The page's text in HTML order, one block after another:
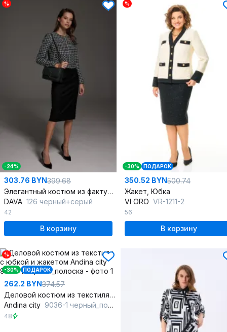
%
-24%
303.76 BYN399.68
Элегантный костюм из фактурной ткани с жакетом и юбкой
DAVA 126 черный+серый
42
В корзину
%
-30% ПОДАРОК
350.52 BYN500.74
Жакет, Юбка
VI ORO VR-1211-2
56
В корзину
%
-30% ПОДАРОК
262.2 BYN374.57
Деловой костюм из текстиля с юбкой и жакетом
Andina city 9036-1 черный_полоска
48